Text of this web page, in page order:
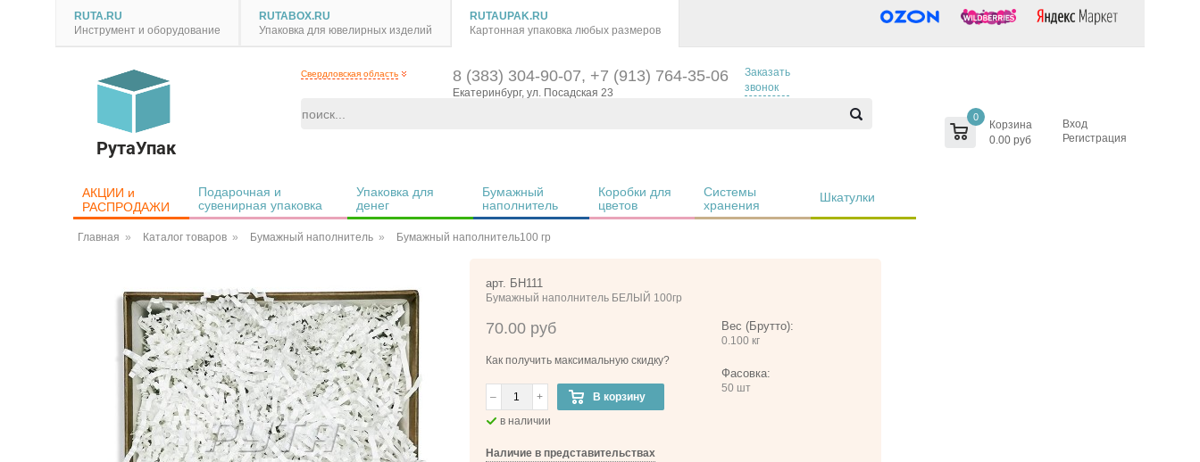
RUTA.RU
Инструмент и оборудование
RUTABOX.RU
Упаковка для ювелирных изделий
RUTAUPAK.RU
Картонная упаковка любых размеров
РутаУпак
0
Корзина
0.00 руб
Вход
Регистрация
Свердловская область 8 (383) 304-90-07, +7 (913) 764-35-06
Екатеринбург, ул. Посадская 23
Заказать
звонок
АКЦИИ и
РАСПРОДАЖИ
Подарочная и
сувенирная упаковка
Упаковка для
денег
Бумажный
наполнитель
Коробки для
цветов
Системы
хранения
Шкатулки
Главная Каталог товаров Бумажный наполнитель Бумажный наполнитель100 гр
арт. БН111
Бумажный наполнитель БЕЛЫЙ 100гр
70.00 руб
Как получить максимальную скидку?
– +
В корзину
в наличии
Наличие в представительствах
Вес (Брутто):
0.100 кг
Фасовка:
50 шт